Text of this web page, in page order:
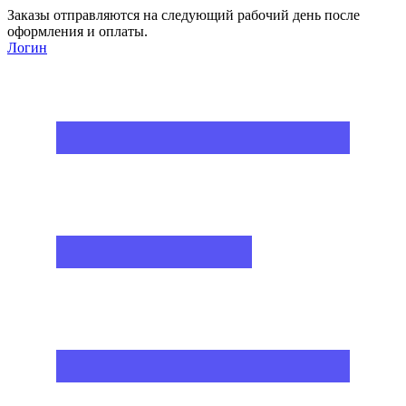
Заказы отправляются на следующий рабочий день после
оформления и оплаты.
Логин